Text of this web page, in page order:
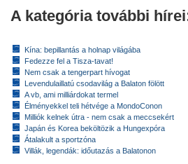
A kategória további
Kína: bepillantás a holnap világába
Fedezze fel a Tisza-tavat!
Nem csak a tengerpart hívogat
Levendulaillatú csodavilág a Balaton fölött
A vb, ami milliárdokat termel
Élményekkel teli hétvége a MondoConon
Milliók kelnek útra - nem csak a meccsekért
Japán és Korea beköltözik a Hungexpóra
Átalakult a sportzóna
Villák, legendák: időutazás a Balatonon